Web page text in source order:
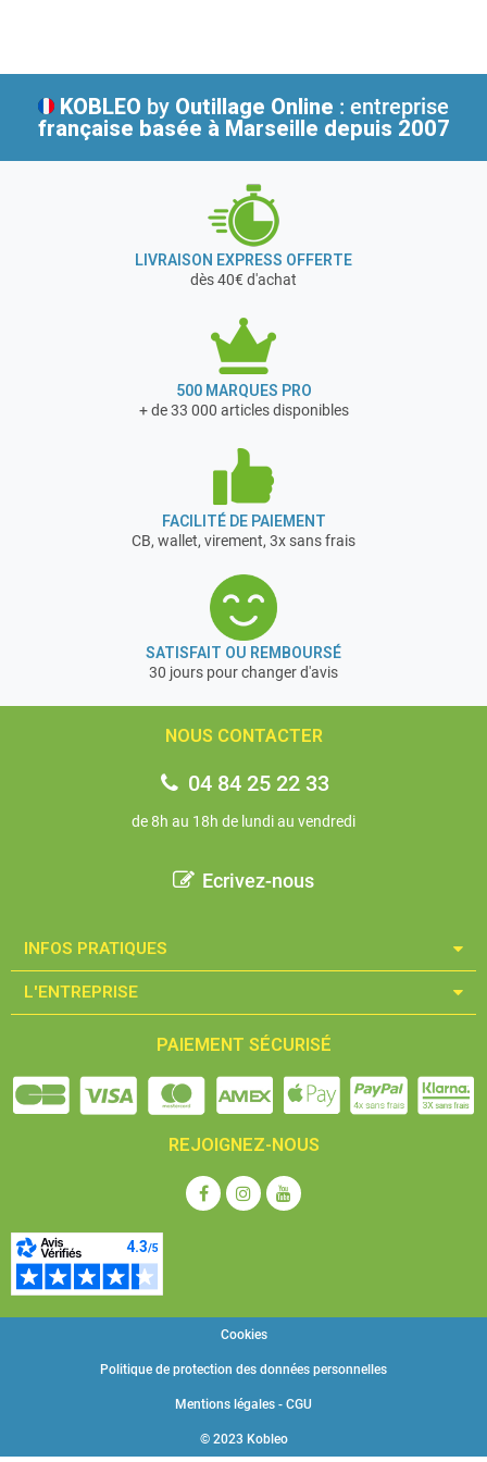
professionnelle ou de bricoleurs chevronnés.
En 1997, l’association de MECAFER au groupe NUAIR, 1er
fabricant mondial de compresseurs à pistons, permet à
l’entreprise d’amplifier sa vocation : offrir le meilleur
service par des produits innovants et économiques.
En février 2017, MECAFER a acquis la société DOMAC
basée à Vierzon dans le Cher (18)
Cette société commercialise des groupes électrogènes,
des compresseurs d'air et des postes de soudage aux
grandes surfaces de bricolage et grandes surfaces
KOBLEO by Outillage Online : entreprise
française basée à Marseille depuis 2007
LIVRAISON EXPRESS OFFERTE
dès 40€ d'achat
500 MARQUES PRO
+ de 33 000 articles disponibles
FACILITÉ DE PAIEMENT
CB, wallet, virement, 3x sans frais
SATISFAIT OU REMBOURSÉ
30 jours pour changer d'avis
NOUS CONTACTER
04 84 25 22 33
de 8h au 18h de lundi au vendredi
Ecrivez-nous
INFOS PRATIQUES​
L'ENTREPRISE​
PAIEMENT SÉCURISÉ
REJOIGNEZ-NOUS
© 2023 Kobleo
Mentions légales - CGU
Politique de protection des données personnelles
Cookies